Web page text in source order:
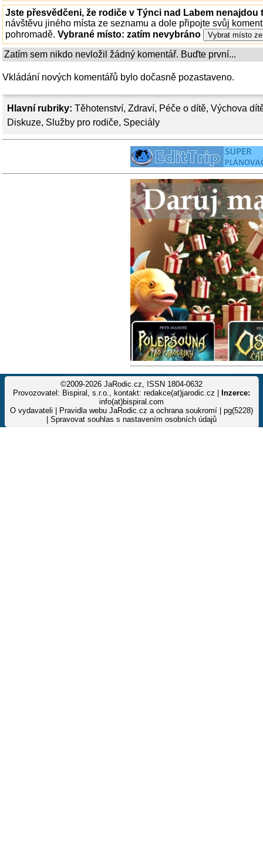
Hlavní rubriky: Těhotenství, Zdraví, Péče o dítě, Výchova
Diskuze, Služby pro rodiče, Speciály
Jste přesvědčeni, že rodiče v Týnci nad Labem nenajdou
návštěvu jiného místa ze seznamu a dole připojte svůj
pohromadě. Vybrané místo: zatím nevybráno
Zatím sem nikdo nevložil žádný komentář. Buďte první...
Vkládání nových komentářů bylo dočasně pozastaveno.
©2009-2026 JaRodic.cz, ISSN 1804-0632
Provozovatel: Bispiral, s.r.o., kontakt: redakce(at)jarodic.cz |
Inzerce:
info(at)bispiral.com
O vydavateli
Pravidla webu JaRodic.cz a ochrana soukromí | pg(5228)
Spravovat souhlas s nastavením osobních údajů